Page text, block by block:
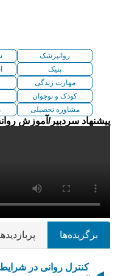
روانپزشک
پنیک
مهارت زندگی
کودک و نوجوان
مشاوره تحصیلی
پیشنهاد سردبیر/آموزش
برگزیده‌ها
کنترل روانی در